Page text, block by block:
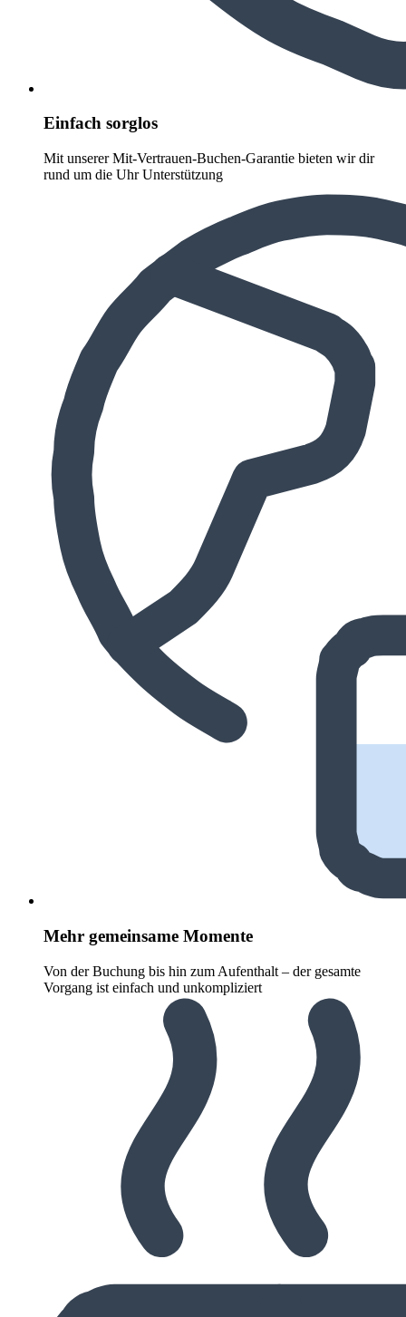
Einfach sorglos
Mit unserer Mit-Vertrauen-Buchen-Garantie bieten wir dir
rund um die Uhr Unterstützung
Mehr gemeinsame Momente
Von der Buchung bis hin zum Aufenthalt – der gesamte
Vorgang ist einfach und unkompliziert